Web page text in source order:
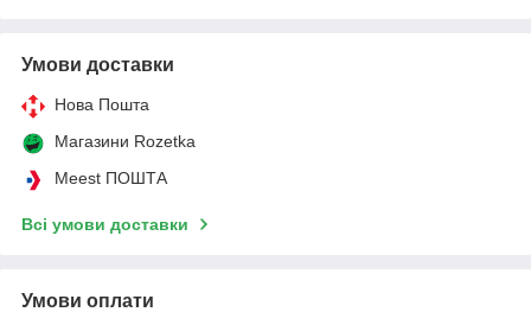
Умови доставки
Нова Пошта
Магазини Rozetka
Meest ПОШТА
Всі умови доставки
Умови оплати